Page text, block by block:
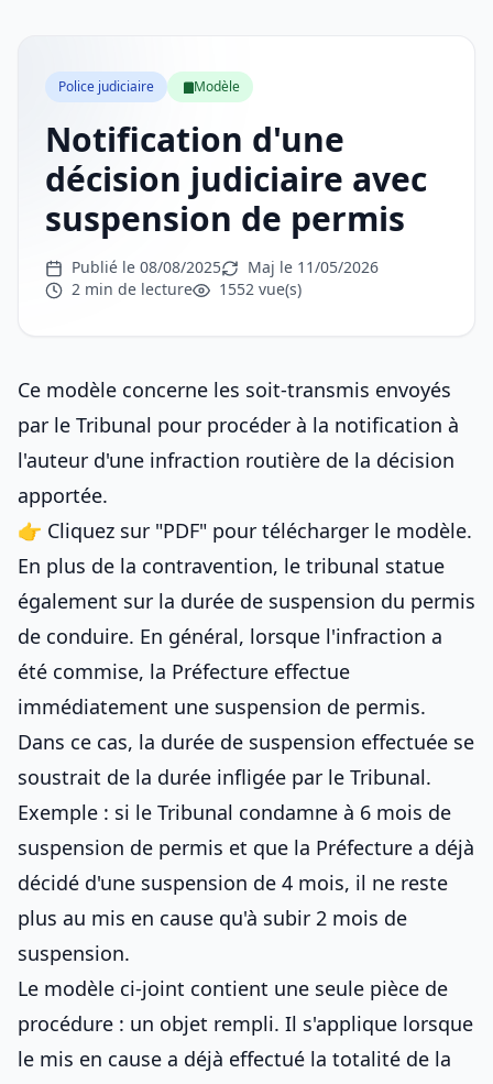
Police judiciaire Modèle
Notification d'une
décision judiciaire avec
suspension de permis
Publié le 08/08/2025
Maj le 11/05/2026
2 min de lecture
1552 vue(s)
Ce modèle concerne les soit-transmis envoyés
par le Tribunal pour procéder à la notification à
l'auteur d'une infraction routière de la décision
apportée.
👉 Cliquez sur "PDF" pour télécharger le modèle.
En plus de la contravention, le tribunal statue
également sur la durée de suspension du permis
de conduire. En général, lorsque l'infraction a
été commise, la Préfecture effectue
immédiatement une suspension de permis.
Dans ce cas, la durée de suspension effectuée se
soustrait de la durée infligée par le Tribunal.
Exemple : si le Tribunal condamne à 6 mois de
suspension de permis et que la Préfecture a déjà
décidé d'une suspension de 4 mois, il ne reste
plus au mis en cause qu'à subir 2 mois de
suspension.
Le modèle ci-joint contient une seule pièce de
procédure : un objet rempli. Il s'applique lorsque
le mis en cause a déjà effectué la totalité de la